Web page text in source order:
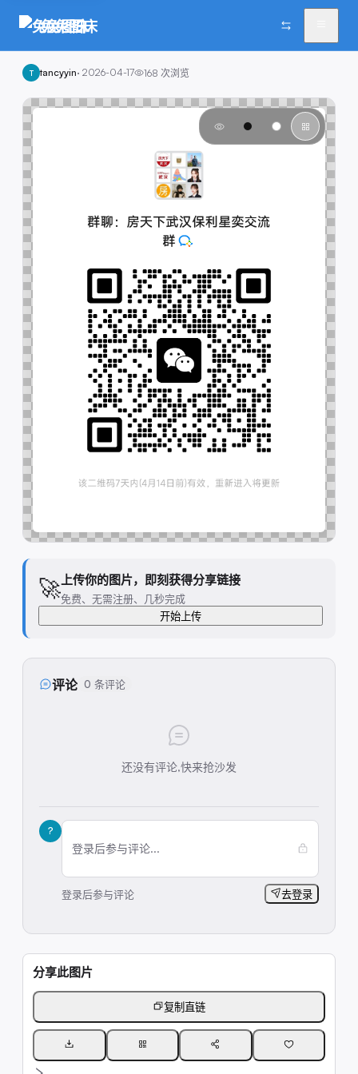
兔兔图床
T tancyyin· 2026-04-17 168 次浏览
🚀 上传你的图片，即刻获得分享链接
免费、无需注册、几秒完成
开始上传
评论 0 条评论
还没有评论,快来抢沙发
?
登录后参与评论...
登录后参与评论 去登录
分享此图片
复制直链